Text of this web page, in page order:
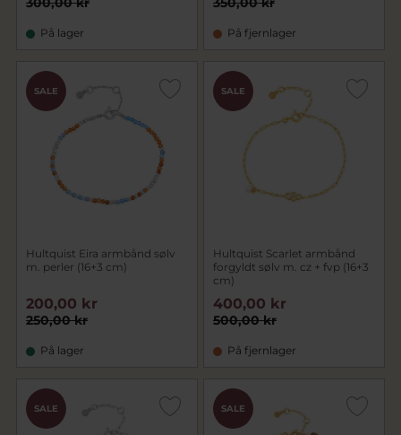
På lager På fjernlager
SALE
Hultquist Eira armbånd sølv
m. perler (16+3 cm)
250,00 kr
200,00 kr
På lager
SALE
Hultquist Scarlet armbånd
forgyldt sølv m. cz + fvp (16+3
cm)
500,00 kr
400,00 kr
På fjernlager
SALE SALE